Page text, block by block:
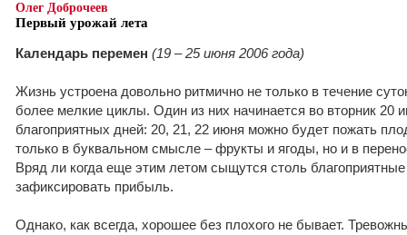
Олег Доброчеев
Первый урожай лета
Календарь перемен (19 – 25 июня 2006 года)
Жизнь устроена довольно ритмично не только в течение
более мелкие циклы. Один из них начинается во вторник 20
благоприятных дней: 20, 21, 22 июня можно будет пожать
только в буквальном смысле – фрукты и ягоды, но и в
Вряд ли когда еще этим летом сыщутся столь
зафиксировать прибыль.
Однако, как всегда, хорошее без плохого не бывает.